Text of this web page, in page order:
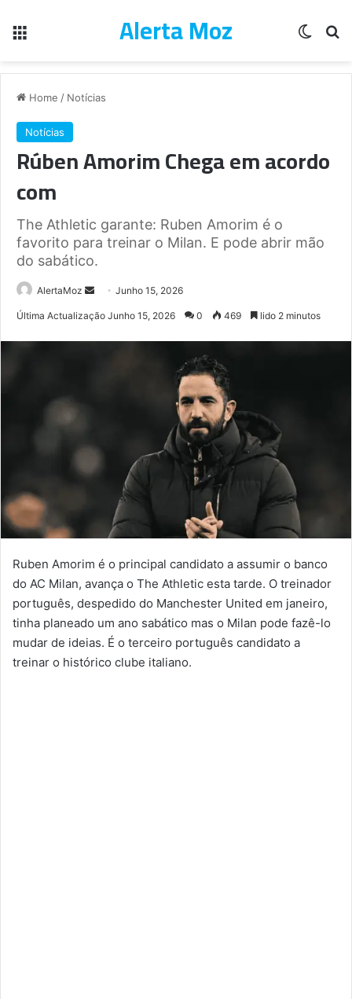
Alerta Moz
Home / Notícias
Notícias
Rúben Amorim Chega em acordo
com
The Athletic garante: Ruben Amorim é o
favorito para treinar o Milan. E pode abrir mão
do sabático.
AlertaMoz
SendJunho 15, 2026
Última Actualização Junho 15, 2026 0 469 lido 2 minutos
Ruben Amorim é o principal candidato a assumir o banco
do AC Milan, avança o The Athletic esta tarde. O treinador
português, despedido do Manchester United em janeiro,
tinha planeado um ano sabático mas o Milan pode fazê-lo
mudar de ideias. É o terceiro português candidato a
treinar o histórico clube italiano.